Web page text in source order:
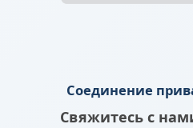
Соединение
Свяжитесь с